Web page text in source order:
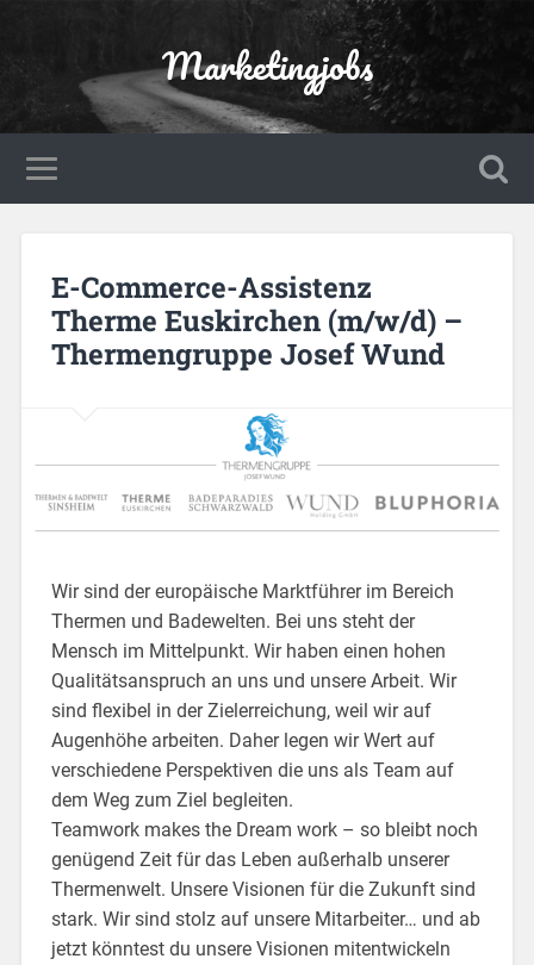
Marketingjobs
E-Commerce-Assistenz
Therme Euskirchen (m/w/d) –
Thermengruppe Josef Wund
Wir sind der europäische Marktführer im Bereich
Thermen und Badewelten. Bei uns steht der
Mensch im Mittelpunkt. Wir haben einen hohen
Qualitätsanspruch an uns und unsere Arbeit. Wir
sind flexibel in der Zielerreichung, weil wir auf
Augenhöhe arbeiten. Daher legen wir Wert auf
verschiedene Perspektiven die uns als Team auf
dem Weg zum Ziel begleiten.
Teamwork makes the Dream work – so bleibt noch
genügend Zeit für das Leben außerhalb unserer
Thermenwelt. Unsere Visionen für die Zukunft sind
stark. Wir sind stolz auf unsere Mitarbeiter… und ab
jetzt könntest du unsere Visionen mitentwickeln